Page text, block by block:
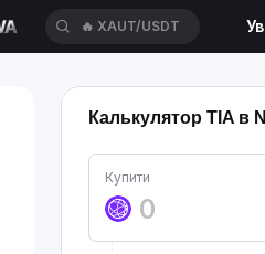
🔥 XAUT/USDT
Калькулятор TIA в
Купити